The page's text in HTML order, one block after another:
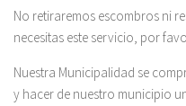
No retiraremos escombros ni
necesitas este servicio, por
Nuestra Municipalidad se
y hacer de nuestro municipio